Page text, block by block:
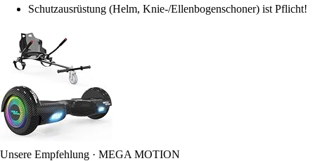
Schutzausrüstung (Helm, Knie-/Ellenbogenschoner) ist Pflicht!
Unsere Empfehlung · MEGA MOTION